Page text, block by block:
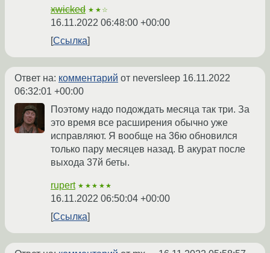
xwicked ★★☆
16.11.2022 06:48:00 +00:00
Ссылка
Ответ на: комментарий от neversleep 16.11.2022
06:32:01 +00:00
Поэтому надо подождать месяца так три. За
это время все расширения обычно уже
исправляют. Я вообще на 36ю обновился
только пару месяцев назад. В акурат после
выхода 37й беты.
rupert ★★★★★
16.11.2022 06:50:04 +00:00
Ссылка